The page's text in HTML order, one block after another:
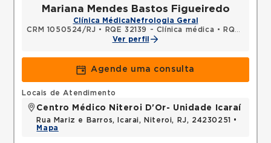
Mariana Mendes Bastos Figueiredo
Clínica Médica Nefrologia Geral
CRM 1050524/RJ • RQE 32139 - Clínica médica •
RQE 33433 - Nefrologia
Ver perfil
Agende uma consulta
Locais de Atendimento
Centro Médico Niteroi D'Or- Unidade Icaraí
Rua Mariz e Barros, Icarai, Niteroi, RJ, 24230251 •
Mapa